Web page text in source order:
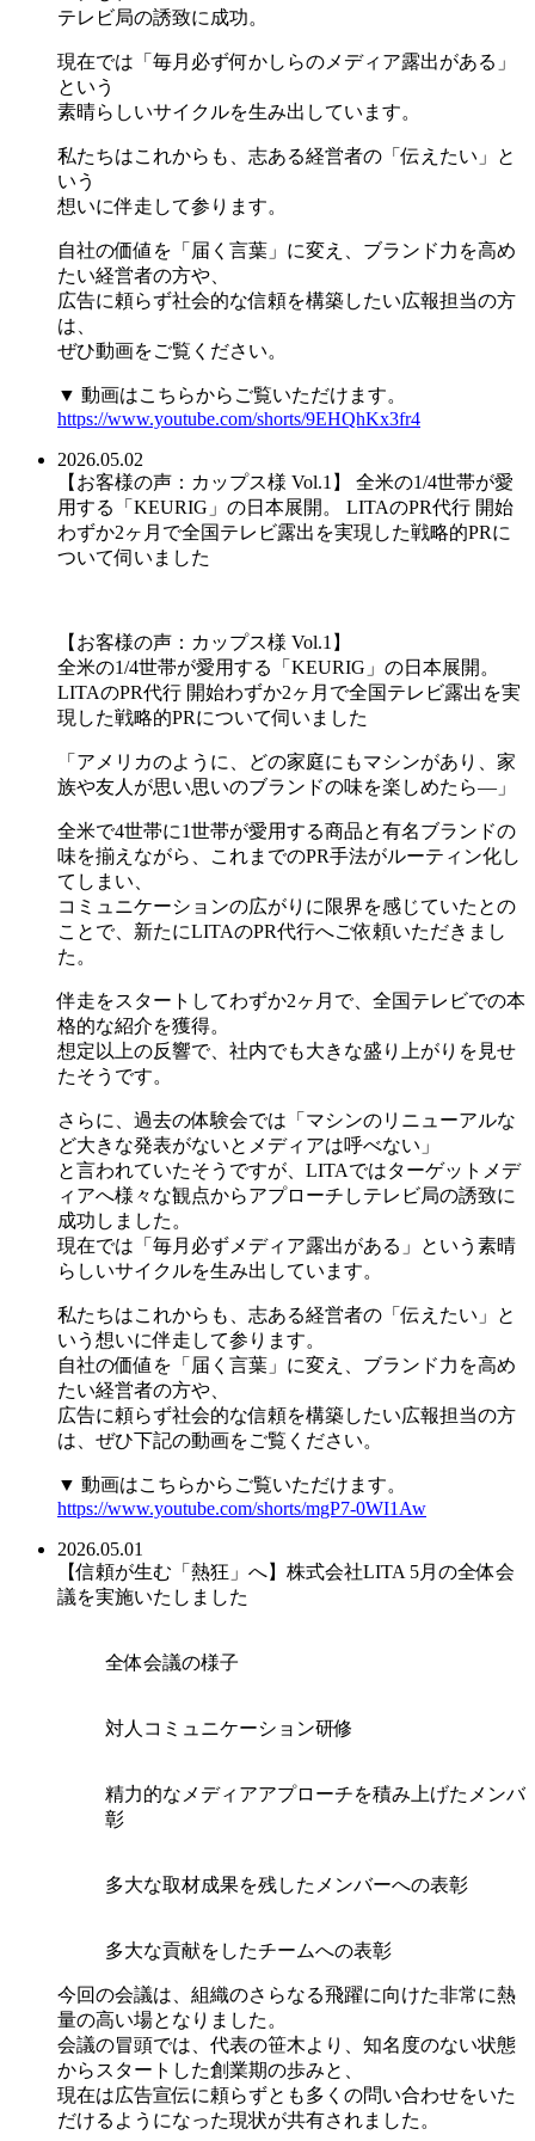
テレビ局の誘致に成功。
現在では「毎月必ず何かしらのメディア露出がある」
という
素晴らしいサイクルを生み出しています。
私たちはこれからも、志ある経営者の「伝えたい」と
いう
想いに伴走して参ります。
自社の価値を「届く言葉」に変え、ブランド力を高め
たい経営者の方や、
広告に頼らず社会的な信頼を構築したい広報担当の方
は、
ぜひ動画をご覧ください。
▼ 動画はこちらからご覧いただけます。
https://www.youtube.com/shorts/9EHQhKx3fr4
2026.05.02
【お客様の声：カップス様 Vol.1】 全米の1/4世帯が愛
用する「KEURIG」の日本展開。 LITAのPR代行 開始
わずか2ヶ月で全国テレビ露出を実現した戦略的PRに
ついて伺いました
【お客様の声：カップス様 Vol.1】
全米の1/4世帯が愛用する「KEURIG」の日本展開。
LITAのPR代行 開始わずか2ヶ月で全国テレビ露出を実
現した戦略的PRについて伺いました
「アメリカのように、どの家庭にもマシンがあり、家
族や友人が思い思いのブランドの味を楽しめたら―」
全米で4世帯に1世帯が愛用する商品と有名ブランドの
味を揃えながら、これまでのPR手法がルーティン化し
てしまい、
コミュニケーションの広がりに限界を感じていたとの
ことで、新たにLITAのPR代行へご依頼いただきまし
た。
伴走をスタートしてわずか2ヶ月で、全国テレビでの本
格的な紹介を獲得。
想定以上の反響で、社内でも大きな盛り上がりを見せ
たそうです。
さらに、過去の体験会では「マシンのリニューアルな
ど大きな発表がないとメディアは呼べない」
と言われていたそうですが、LITAではターゲットメデ
ィアへ様々な観点からアプローチしテレビ局の誘致に
成功しました。
現在では「毎月必ずメディア露出がある」という素晴
らしいサイクルを生み出しています。
私たちはこれからも、志ある経営者の「伝えたい」と
いう想いに伴走して参ります。
自社の価値を「届く言葉」に変え、ブランド力を高め
たい経営者の方や、
広告に頼らず社会的な信頼を構築したい広報担当の方
は、ぜひ下記の動画をご覧ください。
▼ 動画はこちらからご覧いただけます。
https://www.youtube.com/shorts/mgP7-0WI1Aw
2026.05.01
【信頼が生む「熱狂」へ】株式会社LITA 5月の全体会
議を実施いたしました
全体会議の様子
対人コミュニケーション研修
精力的なメディアアプローチを積み上げたメンバ
彰
多大な取材成果を残したメンバーへの表彰
多大な貢献をしたチームへの表彰
今回の会議は、組織のさらなる飛躍に向けた非常に熱
量の高い場となりました。
会議の冒頭では、代表の笹木より、知名度のない状態
からスタートした創業期の歩みと、
現在は広告宣伝に頼らずとも多くの問い合わせをいた
だけるようになった現状が共有されました。